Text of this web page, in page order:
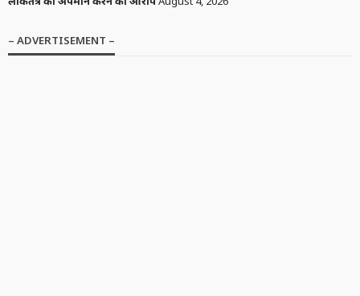
– ADVERTISEMENT –